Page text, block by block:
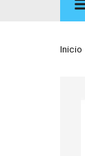
Inicio